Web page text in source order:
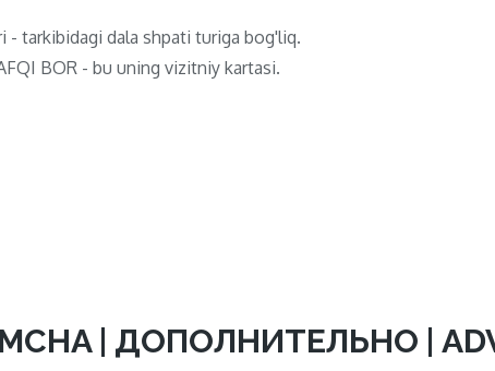
- tarkibidagi dala shpati turiga bog'liq.
BOR - bu uning vizitniy kartasi.
| ДОПОЛНИТЕЛЬНО |